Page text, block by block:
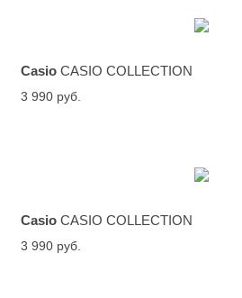
Casio CASIO COLLECTION
3 990 руб.
Casio CASIO COLLECTION
3 990 руб.